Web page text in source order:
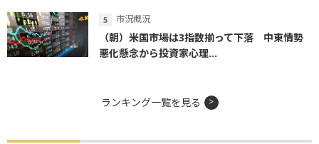
市況概況
（朝）米国市場は3指数揃って下落 中東情勢
悪化懸念から投資家心理...
ランキング一覧を見る